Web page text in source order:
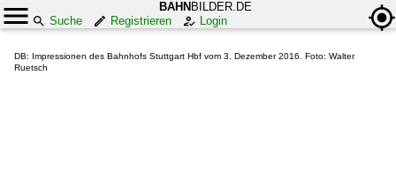
BAHN BILDER.DE
Suche
Registrieren Login
DB: Impressionen des Bahnhofs Stuttgart Hbf vom 3. Dezember 2016. Foto: Walter
Ruetsch